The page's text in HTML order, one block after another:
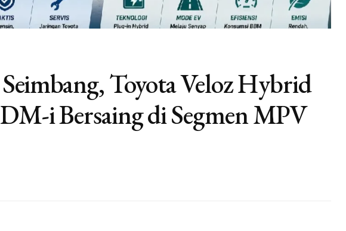
Toyota Veloz Hybrid
i Bersaing di Segmen MPV